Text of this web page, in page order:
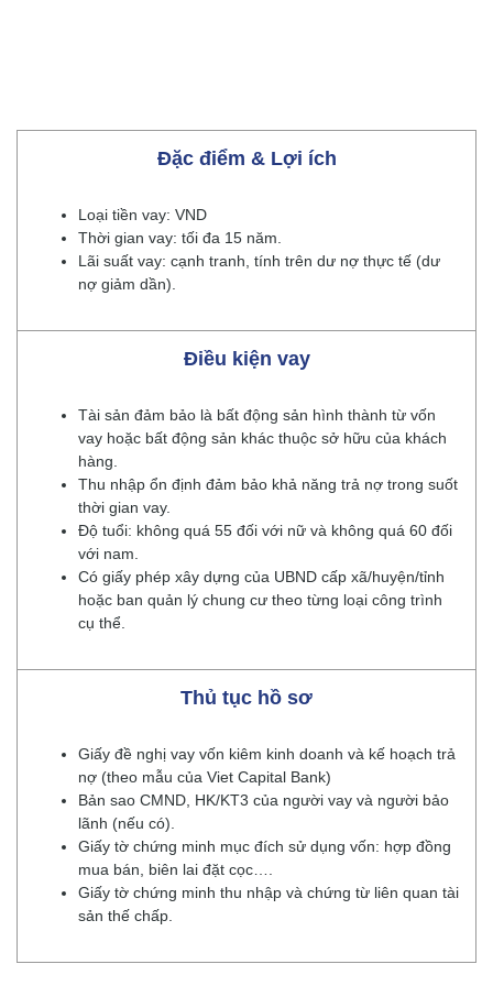
Đặc điểm & Lợi ích
Loại tiền vay: VND
Thời gian vay: tối đa 15 năm.
Lãi suất vay: cạnh tranh, tính trên dư nợ thực tế (dư
nợ giảm dần).
Điều kiện vay
Tài sản đảm bảo là bất động sản hình thành từ vốn
vay hoặc bất động sản khác thuộc sở hữu của khách
hàng.
Thu nhập ổn định đảm bảo khả năng trả nợ trong suốt
thời gian vay.
Độ tuổi: không quá 55 đối với nữ và không quá 60 đối
với nam.
Có giấy phép xây dựng của UBND cấp xã/huyện/tỉnh
hoặc ban quản lý chung cư theo từng loại công trình
cụ thể.
Thủ tục hồ sơ
Giấy đề nghị vay vốn kiêm kinh doanh và kế hoạch trả
nợ (theo mẫu của Viet Capital Bank)
Bản sao CMND, HK/KT3 của người vay và người bảo
lãnh (nếu có).
Giấy tờ chứng minh mục đích sử dụng vốn: hợp đồng
mua bán, biên lai đặt cọc….
Giấy tờ chứng minh thu nhập và chứng từ liên quan tài
sản thế chấp.